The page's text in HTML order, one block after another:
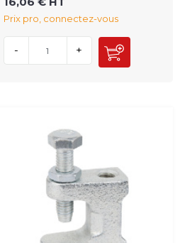
Prix pro, connectez-vous
- +